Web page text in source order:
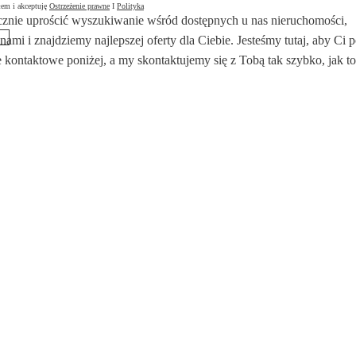
i akceptuję Ostrzeżenie prawne I Polityka
uprościć wyszukiwanie wśród dostępnych u nas nieruchomości,
i znajdziemy najlepszej oferty dla Ciebie. Jesteśmy tutaj, aby Ci
kontaktowe poniżej, a my skontaktujemy się z Tobą tak szybko, jak to